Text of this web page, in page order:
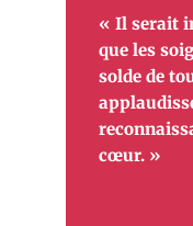
« Il serait
que les
solde de
cœur. »